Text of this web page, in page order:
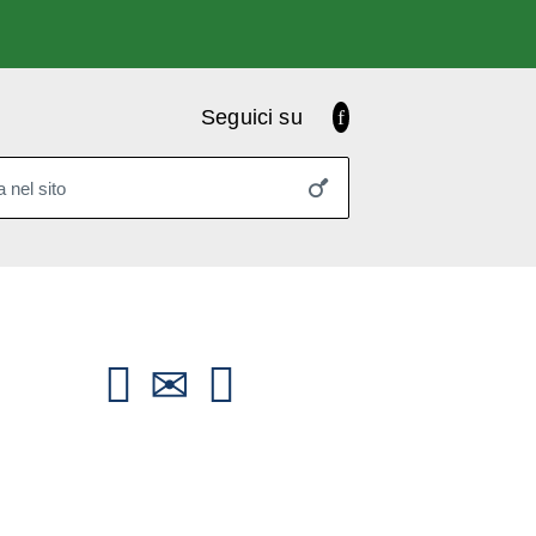
Seguici su
nel sito